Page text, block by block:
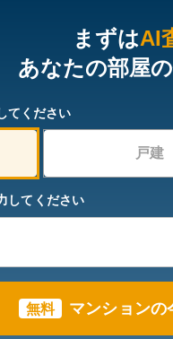
まずはAI
あなたの部屋
てください
戸建
してください
無料 マンションの